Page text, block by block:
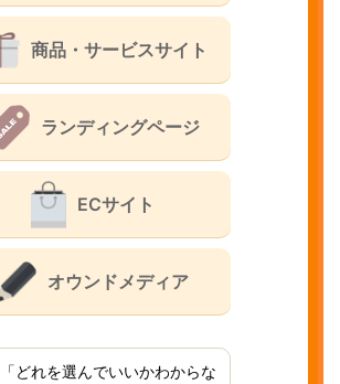
商品・サービスサイト
ランディングページ
ECサイト
オウンドメディア
「どれを選んでいいかわからな